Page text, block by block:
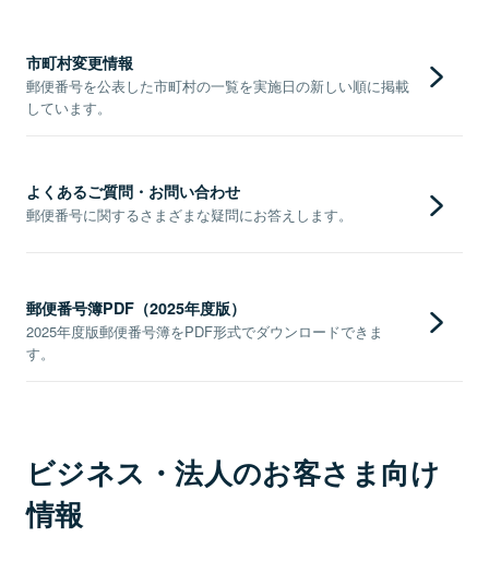
市町村変更情報
郵便番号を公表した市町村の一覧を実施日の新しい順に掲載
しています。
よくあるご質問・お問い合わせ
郵便番号に関するさまざまな疑問にお答えします。
郵便番号簿PDF（2025年度版）
2025年度版郵便番号簿をPDF形式でダウンロードできま
す。
ビジネス・法人のお客さま向け
情報